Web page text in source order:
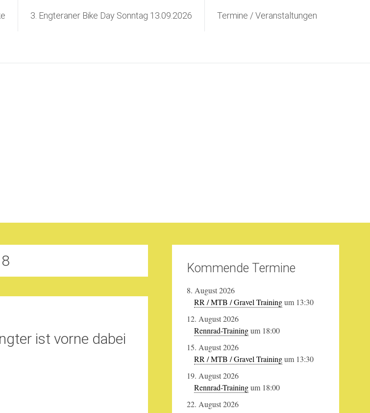
3. Engteraner Bike Day Sonntag 13.09.2026 Termine / Veranstaltungen
ist vorne dabei
Kommende Termine
8. August 2026
RR / MTB / Gravel Trainingum 13:30
12. August 2026
Rennrad-Trainingum 18:00
15. August 2026
RR / MTB / Gravel Trainingum 13:30
19. August 2026
Rennrad-Trainingum 18:00
22. August 2026